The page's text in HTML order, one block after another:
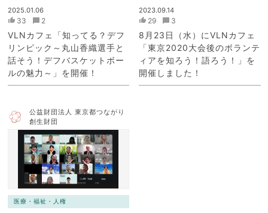
2025.01.06
33 2
VLNカフェ「知ってる？デフ
リンピック～丸山香織選手と
話そう！デフバスケットボー
ルの魅力～」を開催！
2023.09.14
29 3
8月23日（水）にVLNカフェ
「東京2020大会後のボランテ
ィアを知ろう！語ろう！」を
開催しました！
公益財団法人 東京都つながり
創生財団
医療・福祉・人権